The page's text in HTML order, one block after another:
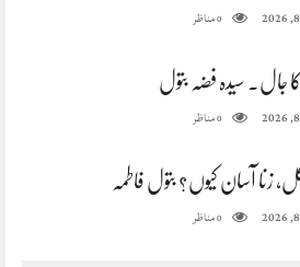
0مناظر
جال. سیدہ فضہ بتول
0مناظر
زنا آسان کیوں؟ بتول فاطمہ
0مناظر